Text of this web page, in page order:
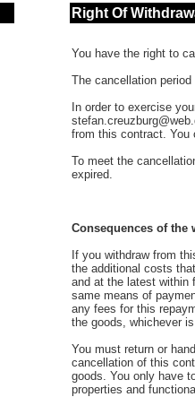
Right Of
You have the right to
The cancellation
In order to exercise
from this contract. You
To meet the
expired.
Consequences of the
If you withdraw from
the additional costs
and at the latest within
same means of
any fees for this
the goods, whichever
You must return or
cancellation of this
goods. You only have
properties and